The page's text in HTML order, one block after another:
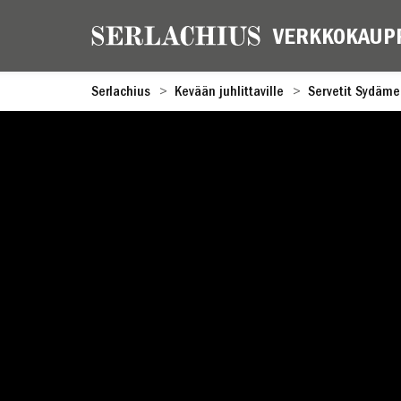
Serlachius Kevään juhlittaville Servetit